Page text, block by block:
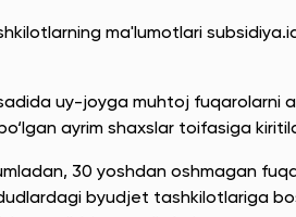
ma'lumotlari
uy-joyga muhtoj fuqarolarni
ayrim shaxslar toifasiga
30 yoshdan oshmagan
byudjet tashkilotlariga